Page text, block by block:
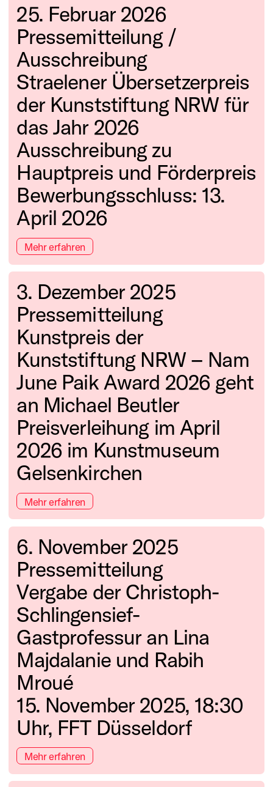
25. Februar 2026
Pressemitteilung /
Ausschreibung
Straelener Übersetzerpreis
der Kunststiftung NRW für
das Jahr 2026
Ausschreibung zu
Hauptpreis und Förderpreis
Bewerbungsschluss: 13.
April 2026
Mehr erfahren
3. Dezember 2025
Pressemitteilung
Kunstpreis der
Kunststiftung NRW – Nam
June Paik Award 2026 geht
an Michael Beutler
Preisverleihung im April
2026 im Kunstmuseum
Gelsenkirchen
Mehr erfahren
6. November 2025
Pressemitteilung
Vergabe der Christoph-
Schlingensief-
Gastprofessur an Lina
Majdalanie und Rabih
Mroué
15. November 2025, 18:30
Uhr, FFT Düsseldorf
Mehr erfahren